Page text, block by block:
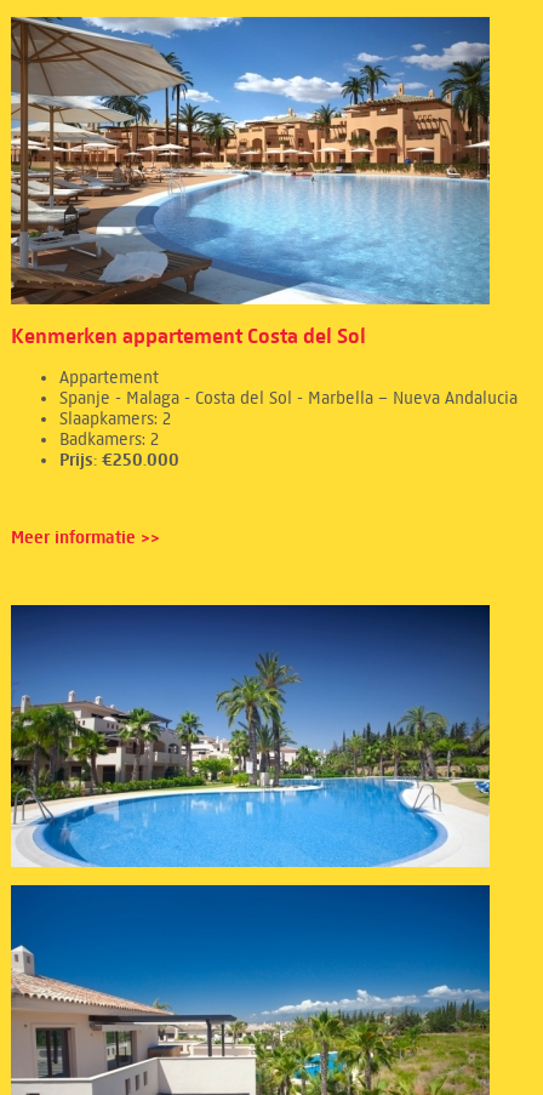
Kenmerken appartement Costa del Sol
Appartement
Spanje - Malaga - Costa del Sol - Marbella – Nueva Andalucia
Slaapkamers: 2
Badkamers: 2
Prijs: €250.000
Meer informatie >>